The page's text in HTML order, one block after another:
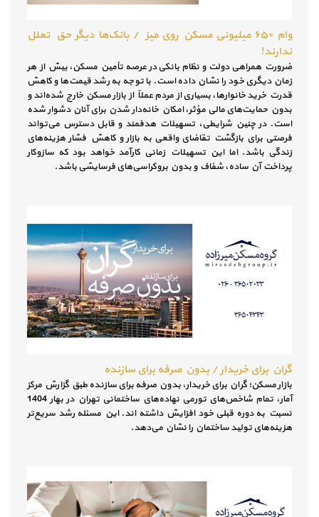
وام ۶۵۰ میلیونی مسکن روی میز / بانک‌ها دیگر حق تعلل
ندارند!
ضرورت همراهی دولت و نظام بانکی در عرصه تأمین مسکن، بیش از هر
زمان دیگری خود را نشان داده است. با توجه به رشد قیمت‌ها و کاهش
قدرت خرید خانوارها، بسیاری از مردم عملاً از بازار مسکن خارج شده‌اند و
بدون حمایت‌های مالی مؤثر، امکان خانه‌دار شدن برای آنان دشوار شده
است. در چنین شرایطی، تسهیلات هدفمند و قابل دسترس می‌تواند
فرصتی برای بازگشت تقاضای واقعی به بازار و کاهش فشار هزینه‌های
زندگی باشد. اما این تسهیلات زمانی کارآمد خواهد بود که سازوکار
پرداخت آن ساده، شفاف و بدون بروکراسی‌های فرسایشی باشد.
گران برای خریدار / بدون صرفه برای سازنده
بازار مسکن؛ گران برای خریدار، بدون صرفه برای سازنده طبق گزارش مرکز
آمار، تمام شاخص‌های تورمی نهاده‌های ساختمانی تهران در بهار 1404
نسبت به دوره قبلی خود افزایش داشته اند. این مسئله رشد سریع‌تر
هزینه‌های تولید ساختمان را نشان ‌می‌دهد.